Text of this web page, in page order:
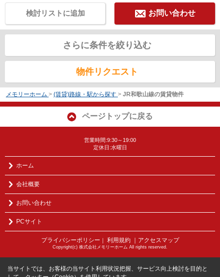
お問い合わせ
検討リストに追加
さらに条件を絞り込む
物件リクエスト
メモリーホーム > (賃貸)路線・駅から探す > JR和歌山線の賃貸物件
ページトップに戻る
営業時間:9:30～19:00
定休日:水曜日
ホーム
会社概要
お問い合わせ
PCサイト
プライバシーポリシー ｜ 利用規約 ｜アクセスマップ
Copyright(c) 株式会社メモリーホーム All rights reserved.
当サイトでは、お客様の当サイト利用状況把握、サービス向上検討を目的と